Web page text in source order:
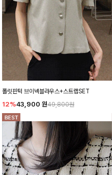
폴릿핀턱 브이넥블라우스+스트랩SET
12%43,900 원49,800원